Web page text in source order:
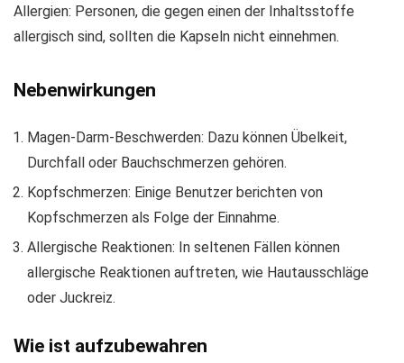
Allergien: Personen, die gegen einen der Inhaltsstoffe
allergisch sind, sollten die Kapseln nicht einnehmen.
Nebenwirkungen
Magen-Darm-Beschwerden: Dazu können Übelkeit,
Durchfall oder Bauchschmerzen gehören.
Kopfschmerzen: Einige Benutzer berichten von
Kopfschmerzen als Folge der Einnahme.
Allergische Reaktionen: In seltenen Fällen können
allergische Reaktionen auftreten, wie Hautausschläge
oder Juckreiz.
Wie ist aufzubewahren